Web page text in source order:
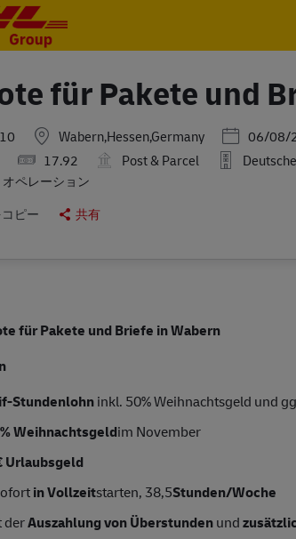
für Pakete und
Wabern,Hessen,Germany Posted Date
06/08/
17.92 Post & Parcel
オペレーション
ピー
共有
für Pakete und Briefe in Wabern
Stundenlohninkl. 50% Weihnachtsgeld und
Weihnachtsgeldim November
Urlaubsgeld
in Vollzeitstarten, 38,5Stunden/Woche
derAuszahlung von Überstundenund